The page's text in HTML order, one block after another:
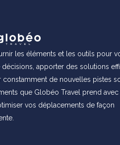
les éléments et les outils pour
décisions, apporter des solutions
constamment de nouvelles pistes
que Globéo Travel prend avec
vos déplacements de façon